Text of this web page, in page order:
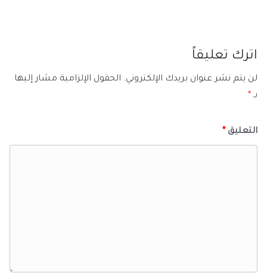
اترك تعليقاً
لن يتم نشر عنوان بريدك الإلكتروني. الحقول الإلزامية مشار إليها
بـ *
التعليق *